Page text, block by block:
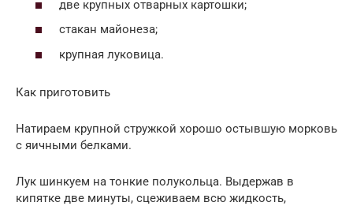
две крупных отварных картошки;
стакан майонеза;
крупная луковица.
Как приготовить
Натираем крупной стружкой хорошо остывшую морковь
с яичными белками.
Лук шинкуем на тонкие полукольца. Выдержав в
кипятке две минуты, сцеживаем всю жидкость,